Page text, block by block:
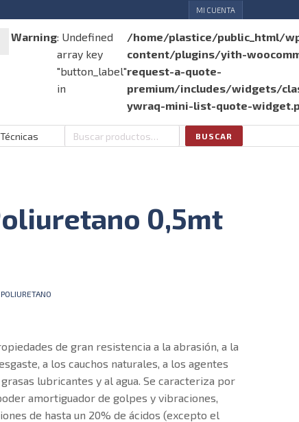
MI CUENTA
Warning: Undefined
array key
"button_label"
in
/home/plastice/public_html/
content/plugins/yith-
request-a-quote-
premium/includes/widgets/
ywraq-mini-list-quote-
Buscar
BUSCAR
0,5mt
POLIURETANO
de gran resistencia a la abrasión, a la
a los cauchos naturales, a los agentes
lubricantes y al agua. Se caracteriza por
amortiguador de golpes y vibraciones,
de hasta un 20% de ácidos (excepto el